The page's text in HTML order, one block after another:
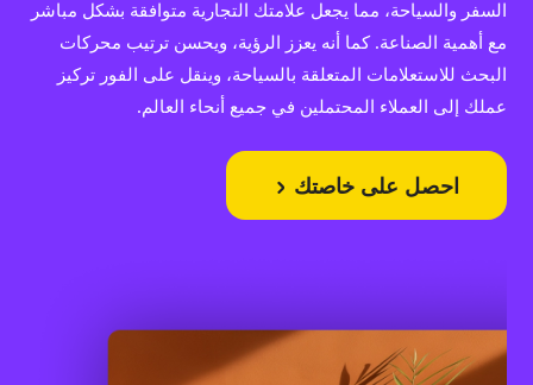
السفر والسياحة، مما يجعل علامتك التجارية متوافقة بشكل مباشر
مع أهمية الصناعة. كما أنه يعزز الرؤية، ويحسن ترتيب محركات
البحث للاستعلامات المتعلقة بالسياحة، وينقل على الفور تركيز
عملك إلى العملاء المحتملين في جميع أنحاء العالم.
احصل على خاصتك